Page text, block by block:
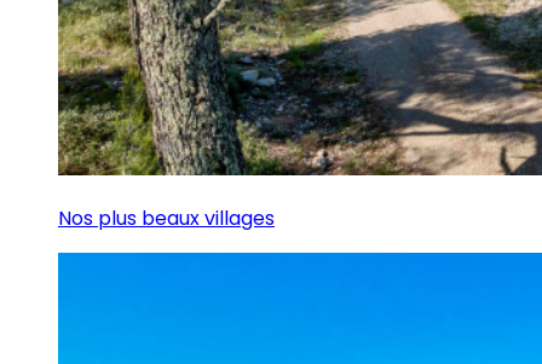
Nos plus beaux villages